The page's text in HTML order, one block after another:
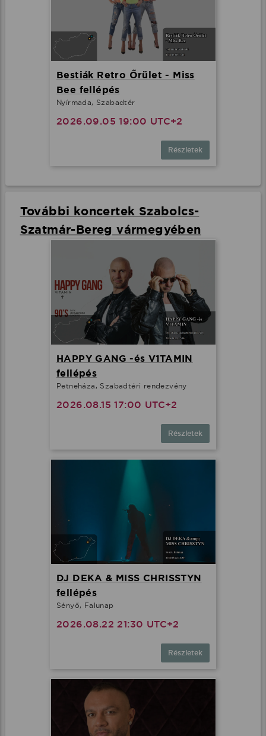
Bestiák Retro Őrület - Miss
Bee fellépés
Nyírmada, Szabadtér
2026.09.05 19:00 UTC+2
Részletek
További koncertek Szabolcs-
Szatmár-Bereg vármegyében
HAPPY GANG -és V1TAMIN
fellépés
Petneháza, Szabadtéri rendezvény
2026.08.15 17:00 UTC+2
Részletek
DJ DEKA & MISS CHRISSTYN
fellépés
Sényő, Falunap
2026.08.22 21:30 UTC+2
Részletek